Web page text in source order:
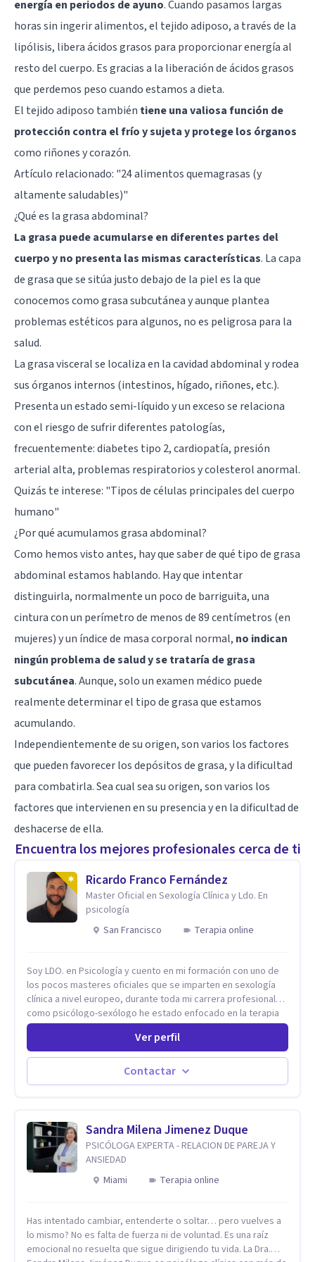
energía en periodos de ayuno. Cuando pasamos largas
horas sin ingerir alimentos, el tejido adiposo, a través de la
lipólisis, libera ácidos grasos para proporcionar energía al
resto del cuerpo. Es gracias a la liberación de ácidos grasos
que perdemos peso cuando estamos a dieta.
El tejido adiposo también tiene una valiosa función de
protección contra el frío y sujeta y protege los órganos
como riñones y corazón.
Artículo relacionado: "24 alimentos quemagrasas (y
altamente saludables)"
¿Qué es la grasa abdominal?
La grasa puede acumularse en diferentes partes del
cuerpo y no presenta las mismas características. La capa
de grasa que se sitúa justo debajo de la piel es la que
conocemos como grasa subcutánea y aunque plantea
problemas estéticos para algunos, no es peligrosa para la
salud.
La grasa visceral se localiza en la cavidad abdominal y rodea
sus órganos internos (intestinos, hígado, riñones, etc.).
Presenta un estado semi-líquido y un exceso se relaciona
con el riesgo de sufrir diferentes patologías,
frecuentemente: diabetes tipo 2, cardiopatía, presión
arterial alta, problemas respiratorios y colesterol anormal.
Quizás te interese: "Tipos de células principales del cuerpo
humano"
¿Por qué acumulamos grasa abdominal?
Como hemos visto antes, hay que saber de qué tipo de grasa
abdominal estamos hablando. Hay que intentar
distinguirla, normalmente un poco de barriguita, una
cintura con un perímetro de menos de 89 centímetros (en
mujeres) y un índice de masa corporal normal, no indican
ningún problema de salud y se trataría de grasa
subcutánea. Aunque, solo un examen médico puede
realmente determinar el tipo de grasa que estamos
acumulando.
Independientemente de su origen, son varios los factores
que pueden favorecer los depósitos de grasa, y la dificultad
para combatirla. Sea cual sea su origen, son varios los
factores que intervienen en su presencia y en la dificultad de
deshacerse de ella.
Encuentra los mejores profesionales cerca de ti
Ricardo Franco Fernández
Master Oficial en Sexología Clínica y Ldo. En
psicología
San Francisco
Terapia online
Soy LDO. en Psicología y cuento en mi formación con uno de
los pocos masteres oficiales que se imparten en sexología
clínica a nivel europeo, durante toda mi carrera profesional
como psicólogo-sexólogo he estado enfocado en la terapia
sexual desde una perspectiva multidisciplinar BIO-PSICO-
SOCIAL ya que aunque las bases de mi trabajo son
psicológicas, si no se tienen en consideración otros factores
la terapia puede no funcionar al tener una visión demasiado
simplista, excluyendo de antemano otros factores que
como algo particular e intentando adaptarme a tu situación
personal concreta. En especial mi ámbito de trabajo es la
disfunción eréctil, la eyaculación precoz y la falta de deseo
tanto en mujeres como en hombres. La sexualidad es de
enorme importancia tanto para el bienestar físico y mental
Ver perfil
Contactar
Sandra Milena Jimenez Duque
PSICÓLOGA EXPERTA - RELACION DE PAREJA Y
ANSIEDAD
Miami
Terapia online
Has intentado cambiar, entenderte o soltar… pero vuelves a
lo mismo? No es falta de fuerza ni de voluntad. Es una raíz
emocional no resuelta que sigue dirigiendo tu vida. La Dra.